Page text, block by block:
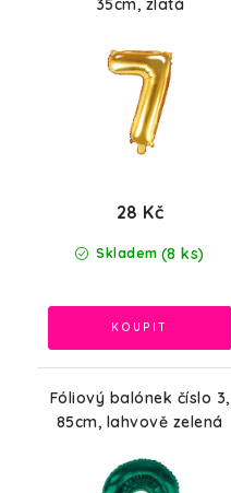
35cm, zlatá
Skladem (8 ks)
28 Kč
Fóliový balónek číslo 3,
85cm, lahvově zelená